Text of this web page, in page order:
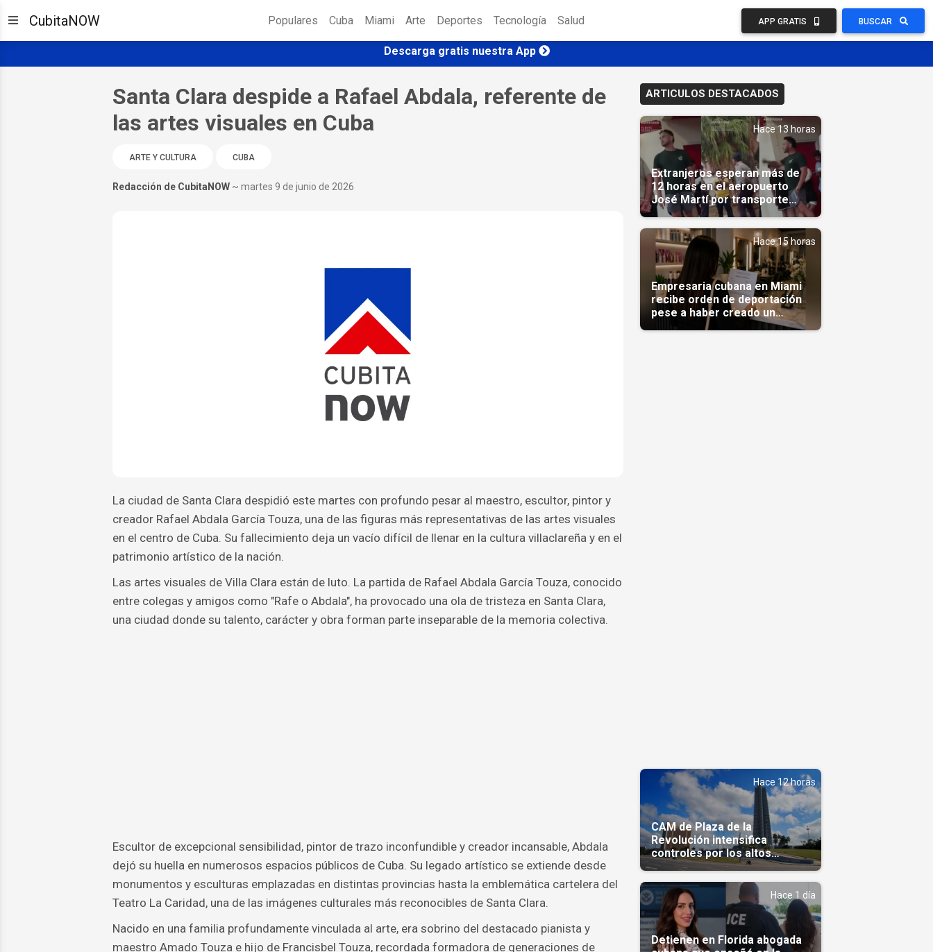
CubitaNOW Populares Cuba Miami Arte Deportes Tecnología Salud APP GRATIS BUSCAR
Descarga gratis nuestra App
Santa Clara despide a Rafael Abdala, referente de
las artes visuales en Cuba
ARTE Y CULTURA CUBA
Redacción de CubitaNOW ~ martes 9 de junio de 2026
La ciudad de Santa Clara despidió este martes con profundo pesar al maestro, escultor, pintor y
creador Rafael Abdala García Touza, una de las figuras más representativas de las artes visuales
en el centro de Cuba. Su fallecimiento deja un vacío difícil de llenar en la cultura villaclareña y en el
patrimonio artístico de la nación.
Las artes visuales de Villa Clara están de luto. La partida de Rafael Abdala García Touza, conocido
entre colegas y amigos como "Rafe o Abdala", ha provocado una ola de tristeza en Santa Clara,
una ciudad donde su talento, carácter y obra forman parte inseparable de la memoria colectiva.
Escultor de excepcional sensibilidad, pintor de trazo inconfundible y creador incansable, Abdala
dejó su huella en numerosos espacios públicos de Cuba. Su legado artístico se extiende desde
monumentos y esculturas emplazadas en distintas provincias hasta la emblemática cartelera del
Teatro La Caridad, una de las imágenes culturales más reconocibles de Santa Clara.
Nacido en una familia profundamente vinculada al arte, era sobrino del destacado pianista y
maestro Amado Touza e hijo de Francisbel Touza, recordada formadora de generaciones de
ARTICULOS DESTACADOS
Hace 13 horas
Extranjeros esperan más de
12 horas en el aeropuerto
José Martí por transporte
reservado semanas
antes(Video)
Hace 15 horas
Empresaria cubana en Miami
recibe orden de deportación
pese a haber creado un
Hace 12 horas
CAM de Plaza de la
Revolución intensifica
controles por los altos
precios en las Mipymes
Hace 1 día
Detienen en Florida abogada